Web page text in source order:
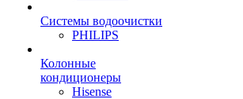
Системы водоочистки
PHILIPS
Колонные
кондиционеры
Hisense